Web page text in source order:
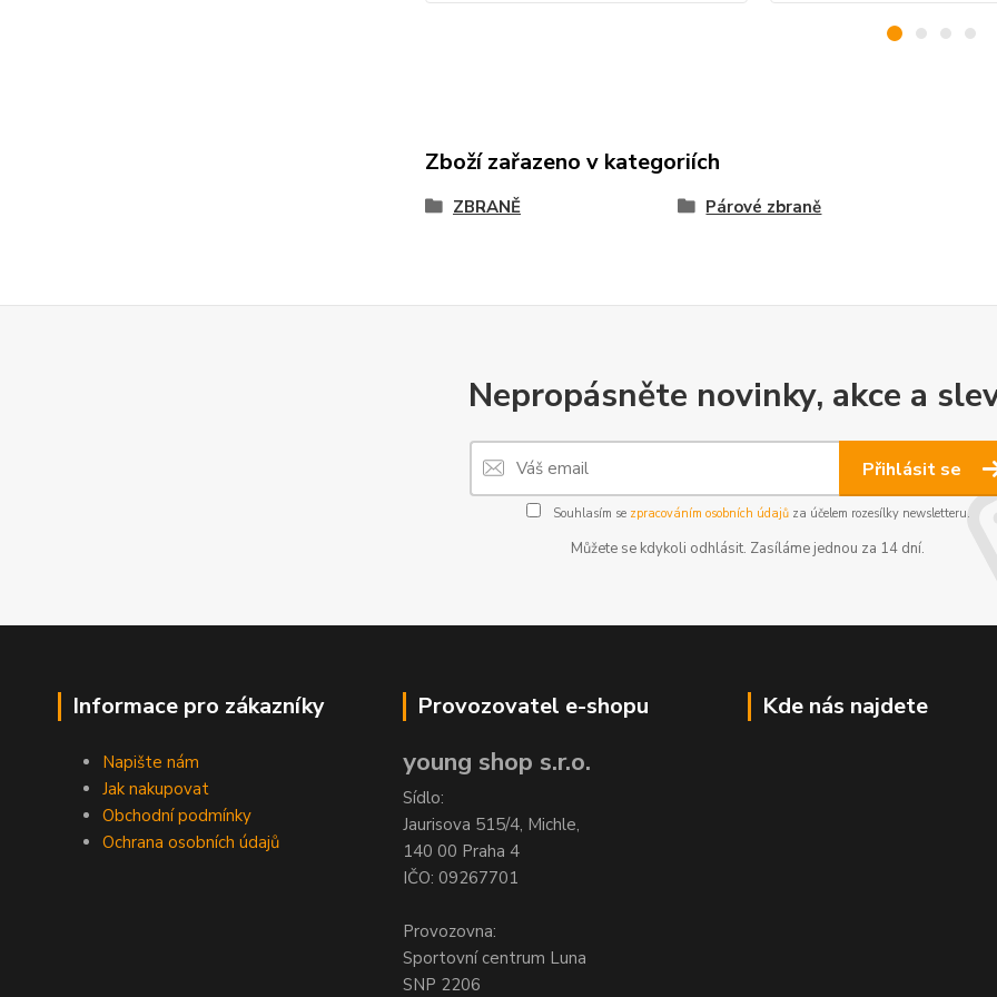
Zboží zařazeno v kategoriích
ZBRANĚ Párové zbraně
Nepropásněte novinky, akce a
Přihlásit se
Souhlasím se zpracováním osobních údajůza účelem rozesílky newsletteru.
Můžete se kdykoli odhlásit. Zasíláme jednou za 14 dní.
Informace pro zákazníky
Napište nám
Jak nakupovat
Obchodní podmínky
Ochrana osobních údajů
Provozovatel e-shopu
young shop s.r.o.
Sídlo:
Jaurisova 515/4, Michle,
140 00 Praha 4
IČO: 09267701
Provozovna:
Sportovní centrum Luna
SNP 2206
Kde nás najdete